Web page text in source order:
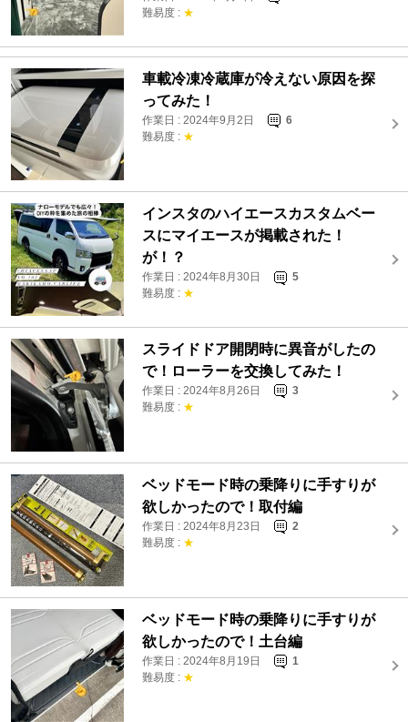
難易度 : ★
車載冷凍冷蔵庫が冷えない原因を探
ってみた！
作業日 : 2024年9月2日
6
難易度 : ★
インスタのハイエースカスタムベー
スにマイエースが掲載された！
が！？
作業日 : 2024年8月30日
5
難易度 : ★
スライドドア開閉時に異音がしたの
で！ローラーを交換してみた！
作業日 : 2024年8月26日
3
難易度 : ★
ベッドモード時の乗降りに手すりが
欲しかったので！取付編
作業日 : 2024年8月23日
2
難易度 : ★
ベッドモード時の乗降りに手すりが
欲しかったので！土台編
作業日 : 2024年8月19日
1
難易度 : ★